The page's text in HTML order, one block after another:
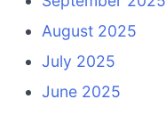
August 2025
July 2025
June 2025